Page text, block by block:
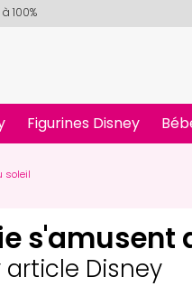
100%
Figurines Disney
soleil
s'amusent
article Disney